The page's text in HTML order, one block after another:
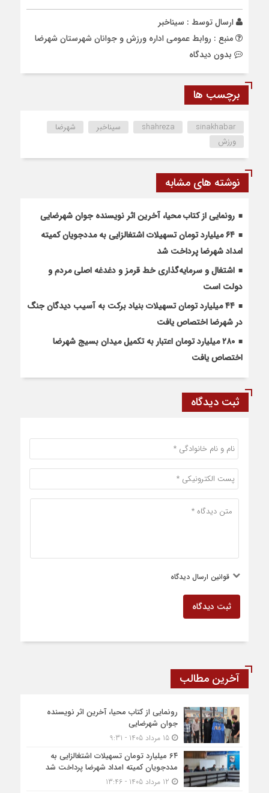
ارسال توسط : سیناخبر
منبع : روابط عمومی اداره ورزش و جوانان شهرستان شهرضا
بدون دیدگاه
برچسب ها
shahreza sinakhabar سیناخبر
شهرضا
ورزش
نوشته های مشابه
رونمایی از کتاب محیا، آخرین اثر نویسنده جوان شهرضایی
۶۴ میلیارد تومان تسهیلات اشتغالزایی به مددجویان کمیته
امداد شهرضا پرداخت شد
اشتغال و سرمایه‌گذاری خط قرمز و دغدغه اصلی مردم و
دولت است
۴۴ میلیارد تومان تسهیلات بنیاد برکت به آسیب دیدگان جنگ
در شهرضا اختصاص یافت
۲۸۰ میلیارد تومان اعتبار به تکمیل میدان بسیج شهرضا
اختصاص یافت
ثبت دیدگاه
قوانین ارسال دیدگاه
ثبت دیدگاه
آخرین مطالب
رونمایی از کتاب محیا، آخرین اثر نویسنده
جوان شهرضایی
15 مرداد 1405 - 9:31
۶۴ میلیارد تومان تسهیلات اشتغالزایی به
مددجویان کمیته امداد شهرضا پرداخت شد